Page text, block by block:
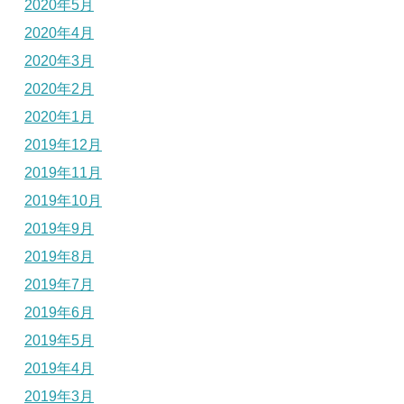
2020年5月
2020年4月
2020年3月
2020年2月
2020年1月
2019年12月
2019年11月
2019年10月
2019年9月
2019年8月
2019年7月
2019年6月
2019年5月
2019年4月
2019年3月